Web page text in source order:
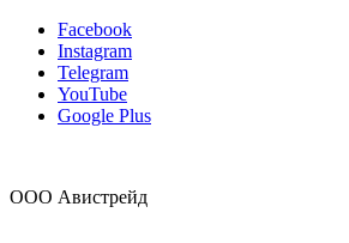
Facebook
Instagram
Telegram
YouTube
Google Plus
ООО Авистрейд